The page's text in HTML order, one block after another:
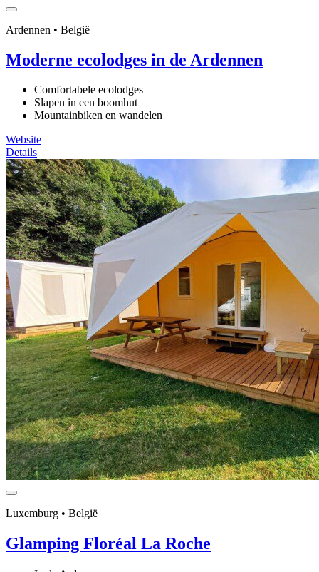
Ardennen • België
Moderne ecolodges in de Ardennen
Comfortabele ecolodges
Slapen in een boomhut
Mountainbiken en wandelen
Website
Details
Luxemburg • België
Glamping Floréal La Roche